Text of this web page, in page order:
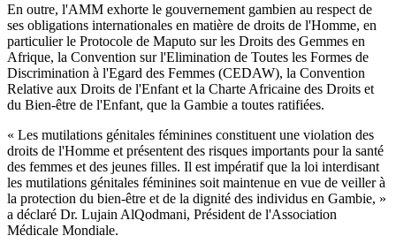
En outre, l'AMM exhorte le gouvernement gambien au respect de
ses obligations internationales en matière de droits de l'Homme, en
particulier le Protocole de Maputo sur les Droits des Gemmes en
Afrique, la Convention sur l'Elimination de Toutes les Formes de
Discrimination à l'Egard des Femmes (CEDAW), la Convention
Relative aux Droits de l'Enfant et la Charte Africaine des Droits et
du Bien-être de l'Enfant, que la Gambie a toutes ratifiées.
« Les mutilations génitales féminines constituent une violation des
droits de l'Homme et présentent des risques importants pour la santé
des femmes et des jeunes filles. Il est impératif que la loi interdisant
les mutilations génitales féminines soit maintenue en vue de veiller à
la protection du bien-être et de la dignité des individus en Gambie, »
a déclaré Dr. Lujain AlQodmani, Président de l'Association
Médicale Mondiale.